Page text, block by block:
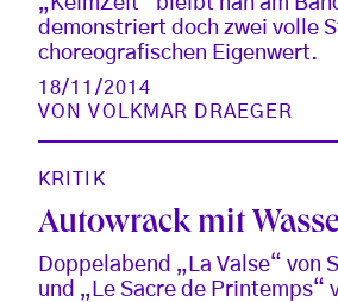
demonstriert doch zwei volle
choreografischen Eigenwert.
18/11/2014
VONVOLKMAR DRAEGER
KRITIK
Autowrack mit
Doppelabend „La Valse“ von
und „Le Sacre de Printemps“